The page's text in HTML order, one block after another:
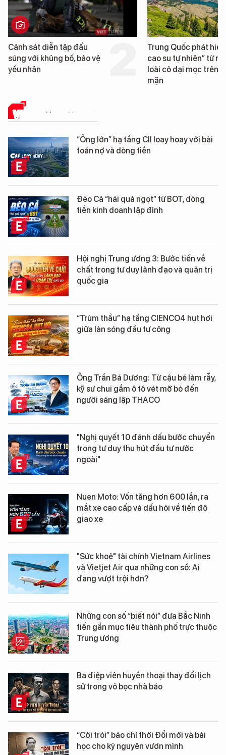
tập đấu
bố, bảo vệ
Trung Quốc phát hiện “mỏ
cao su tự nhiên” từ một
loài cỏ dại mọc trên đất
VIETTIMES MEDIA
“Ông lớn” hạ tầng CII loay hoay với bài
toán nợ và dòng tiền
Đèo Cả “hái quả ngọt” từ BOT, dòng
tiền kinh doanh lập đỉnh
Hội nghị Trung ương 3: Bước tiến về
chất trong tư duy lãnh đạo và quản trị
quốc gia
“Trùm thầu” hạ tầng CIENCO4 hụt hơi
giữa làn sóng đầu tư công
Ông Trần Bá Dương: Từ cậu bé làm rẫy,
kỹ sư chui gầm ô tô vét mỡ bò đến
người sáng lập THACO
"Nghị quyết 10 đánh dấu bước chuyển
trong tư duy thu hút đầu tư nước
ngoài"
Nuen Moto: Vốn tăng hơn 600 lần, ra
mắt xe cao cấp và dấu hỏi về tiến độ
giao xe
"Sức khoẻ" tài chính Vietnam Airlines
và Vietjet Air qua những con số: Ai
đang vượt trội hơn?
Những con số “biết nói” đưa Bắc Ninh
tiến gần mục tiêu thành phố trực thuộc
Trung ương
Ba điệp viên huyền thoại thay đổi lịch
sử trong vỏ bọc nhà báo
“Cởi trói” báo chí thời Đổi mới và bài
học cho kỷ nguyên vươn mình